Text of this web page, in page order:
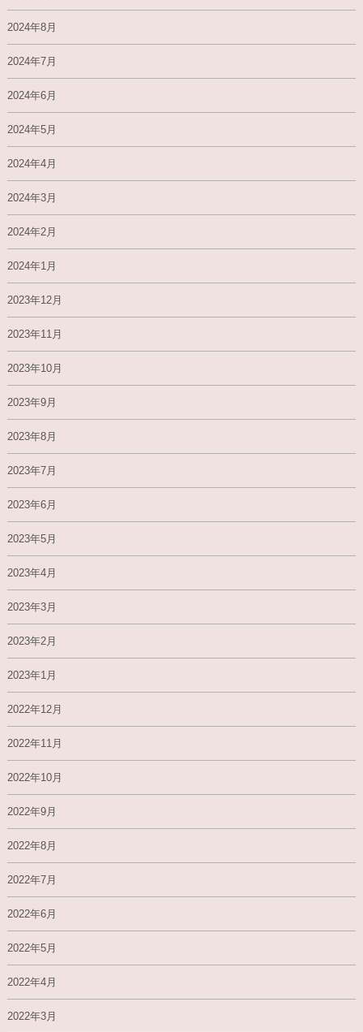
2024年8月
2024年7月
2024年6月
2024年5月
2024年4月
2024年3月
2024年2月
2024年1月
2023年12月
2023年11月
2023年10月
2023年9月
2023年8月
2023年7月
2023年6月
2023年5月
2023年4月
2023年3月
2023年2月
2023年1月
2022年12月
2022年11月
2022年10月
2022年9月
2022年8月
2022年7月
2022年6月
2022年5月
2022年4月
2022年3月